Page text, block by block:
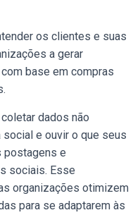
os clientes e suas
a gerar
base em compras
dados não
e ouvir o que seus
postagens e
sociais. Esse
organizações otimizem
para se adaptarem às